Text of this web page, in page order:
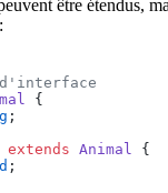
être étendus,
{
;
extends Animal {
;